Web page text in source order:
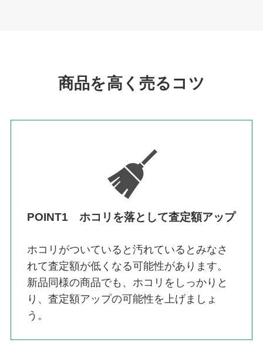
商品を高く売るコツ
POINT1 ホコリを落として査定額アップ
ホコリがついていると汚れているとみなさ
れて査定額が低くなる可能性があります。
新品同様の商品でも、ホコリをしっかりと
り、査定額アップの可能性を上げましょ
う。